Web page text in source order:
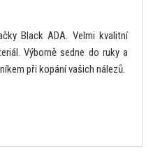
Black ADA. Velmi kvalitní
Výborně sedne do ruky a
při kopání vašich nálezů.